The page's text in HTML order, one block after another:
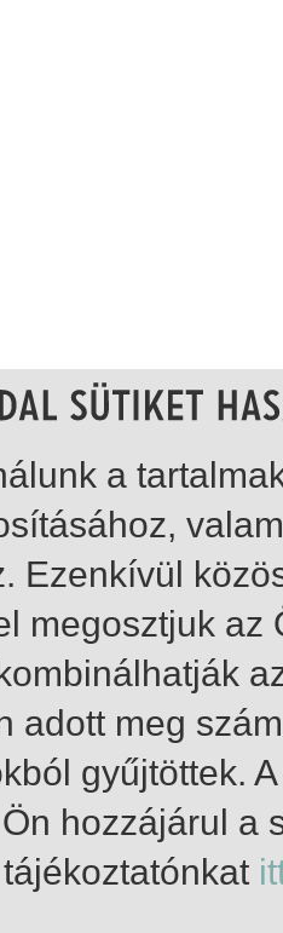
a
Ezenkívül
megosztjuk
adott meg
gyűjtöttek.
hozzájárul a